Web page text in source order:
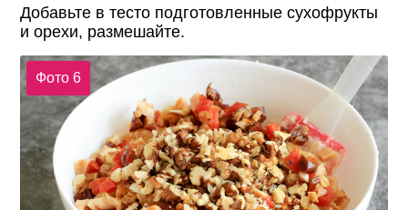
Добавьте в тесто подготовленные сухофрукты
и орехи, размешайте.
Фото 6